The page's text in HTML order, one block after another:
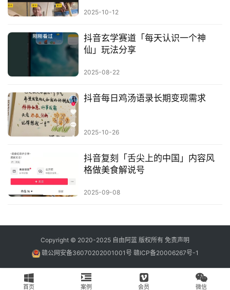
2025-10-12
抖音玄学赛道「每天认识一个神
仙」玩法分享
2025-08-22
抖音每日鸡汤语录长期变现需求
2025-10-26
抖音复刻「舌尖上的中国」内容风
格做美食解说号
2025-09-08
Copyright © 2020-2025 自由阿蓝 版权所有 免责声明
赣公网安备36070202001001号 赣ICP备20006267号-1
首页 案例 会员 微信